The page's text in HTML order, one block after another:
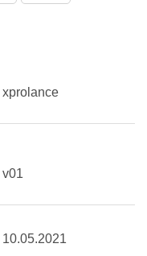
xprolance
v01
10.05.2021